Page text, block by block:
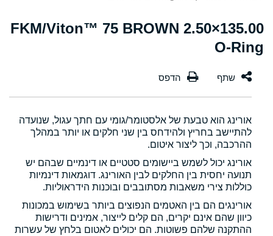
135.00×2.50 FKM/Viton™ 75 BROWN
O-Ring
אורינג הוא טבעת של אלסטומר/גומי עם חתך עגול, שנועדה
להתיישב בחריץ ולהידחס בין שני חלקים או יותר במהלך
ההרכבה, וכך ליצור איטום.
אורינג יכול לשמש ביישומים סטטיים או דינמיים שבהם יש
תנועה יחסית בין החלקים לבין האורינג. דוגמאות דינמיות
כוללות צירי משאבות מסתובבים ובוכנות הידראוליות.
אורינגים הם בין האטמים הנפוצים ביותר בשימוש במכונות
כיוון שהם אינם יקרים, הם קלים לייצור, אמינים ודרישות
ההתקנה שלהם פשוטות. הם יכולים לאטום בלחץ של עשרות